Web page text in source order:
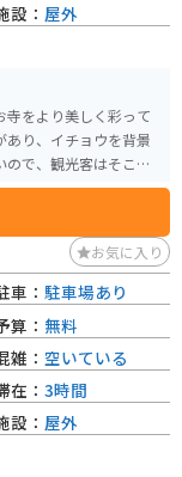
寺をより美しく彩って
あり、イチョウを背景
で、観光客はそこそ
設： 屋外
お気に入り
車： 駐車場あり
算： 無料
雑： 空いている
在： 3時間
設： 屋外